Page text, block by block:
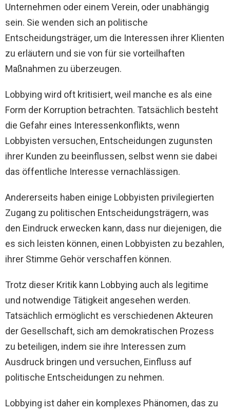
Unternehmen oder einem Verein, oder unabhängig
sein. Sie wenden sich an politische
Entscheidungsträger, um die Interessen ihrer Klienten
zu erläutern und sie von für sie vorteilhaften
Maßnahmen zu überzeugen.
Lobbying wird oft kritisiert, weil manche es als eine
Form der Korruption betrachten. Tatsächlich besteht
die Gefahr eines Interessenkonflikts, wenn
Lobbyisten versuchen, Entscheidungen zugunsten
ihrer Kunden zu beeinflussen, selbst wenn sie dabei
das öffentliche Interesse vernachlässigen.
Andererseits haben einige Lobbyisten privilegierten
Zugang zu politischen Entscheidungsträgern, was
den Eindruck erwecken kann, dass nur diejenigen, die
es sich leisten können, einen Lobbyisten zu bezahlen,
ihrer Stimme Gehör verschaffen können.
Trotz dieser Kritik kann Lobbying auch als legitime
und notwendige Tätigkeit angesehen werden.
Tatsächlich ermöglicht es verschiedenen Akteuren
der Gesellschaft, sich am demokratischen Prozess
zu beteiligen, indem sie ihre Interessen zum
Ausdruck bringen und versuchen, Einfluss auf
politische Entscheidungen zu nehmen.
Lobbying ist daher ein komplexes Phänomen, das zu